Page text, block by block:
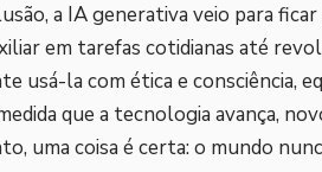
a IA generativa veio para
em tarefas cotidianas até
usá-la com ética e consciência,
que a tecnologia avança,
uma coisa é certa: o mundo